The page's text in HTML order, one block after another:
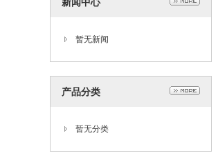
暂无新闻
产品分类
暂无分类